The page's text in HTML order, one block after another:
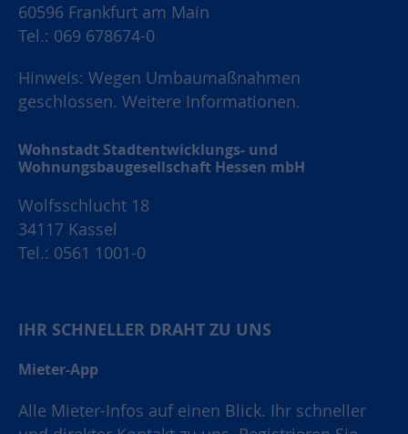
60596 Frankfurt am Main
Tel.: 069 678674-0
Hinweis: Wegen Umbaumaßnahmen
geschlossen. Weitere Informationen.
Wohnstadt Stadtentwicklungs- und
Wohnungsbaugesellschaft Hessen mbH
Wolfsschlucht 18
34117 Kassel
Tel.: 0561 1001-0
IHR SCHNELLER DRAHT ZU UNS
Mieter-App
Alle Mieter-Infos auf einen Blick. Ihr schneller